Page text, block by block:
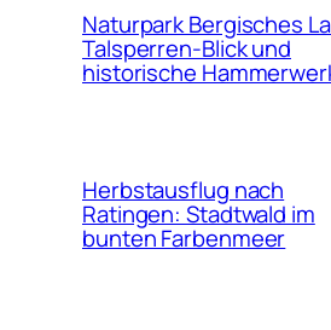
Naturpark Bergisches
Talsperren-Blick und
historische
Herbstausflug nach
Ratingen: Stadtwald im
bunten Farbenmeer